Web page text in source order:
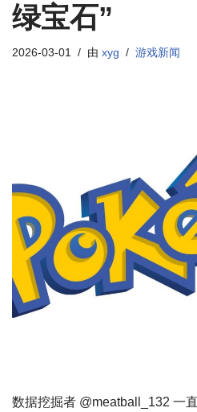
绿宝石”
2026-03-01 由 xyg 游戏新闻
数据挖掘者 @meatball_132 一